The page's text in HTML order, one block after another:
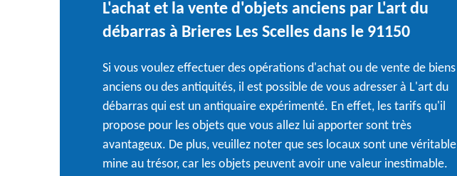
L'achat et la vente d'objets anciens par L'art du
débarras à Brieres Les Scelles dans le 91150
Si vous voulez effectuer des opérations d'achat ou de vente de biens
anciens ou des antiquités, il est possible de vous adresser à L'art du
débarras qui est un antiquaire expérimenté. En effet, les tarifs qu'il
propose pour les objets que vous allez lui apporter sont très
avantageux. De plus, veuillez noter que ses locaux sont une véritable
mine au trésor, car les objets peuvent avoir une valeur inestimable.